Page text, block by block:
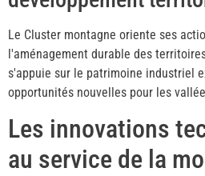
Le Cluster montagne oriente ses
l'aménagement durable des
s'appuie sur le patrimoine industriel
opportunités nouvelles pour les
Les innovations
au service de la